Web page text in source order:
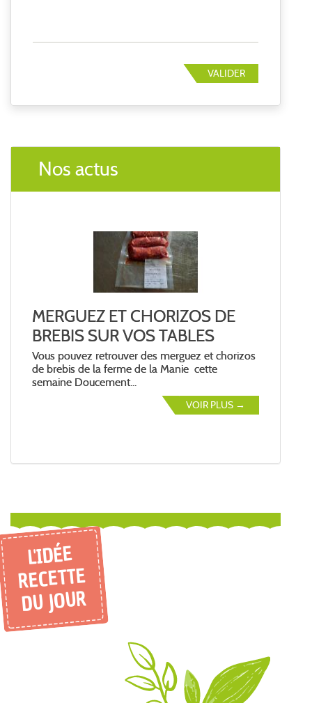
VALIDER
Nos actus
MERGUEZ ET CHORIZOS DE
BREBIS SUR VOS TABLES
Vous pouvez retrouver des merguez et chorizos
de brebis de la ferme de la Manie cette
semaine Doucement...
VOIR PLUS →
L'IDÉE
RECETTE
DU JOUR